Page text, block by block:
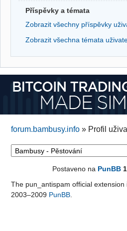
Příspěvky a témata
Zobrazit všechny příspěvky
Zobrazit všechna témata
forum.bambusy.info » Profil
Postaveno na PunBB
The pun_antispam official
2003–2009 PunBB.